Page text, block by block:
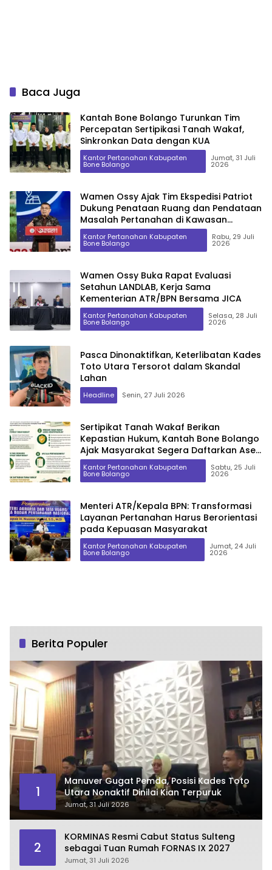
Baca Juga
Kantah Bone Bolango Turunkan Tim
Percepatan Sertipikasi Tanah Wakaf,
Sinkronkan Data dengan KUA
Kantor Pertanahan Kabupaten
Bone Bolango
Jumat, 31 Juli
2026
Wamen Ossy Ajak Tim Ekspedisi Patriot
Dukung Penataan Ruang dan Pendataan
Masalah Pertanahan di Kawasan
Transmigrasi
Kantor Pertanahan Kabupaten
Bone Bolango
Rabu, 29 Juli
2026
Wamen Ossy Buka Rapat Evaluasi
Setahun LANDLAB, Kerja Sama
Kementerian ATR/BPN Bersama JICA
Kantor Pertanahan Kabupaten
Bone Bolango
Selasa, 28 Juli
2026
Pasca Dinonaktifkan, Keterlibatan Kades
Toto Utara Tersorot dalam Skandal
Lahan
Headline Senin, 27 Juli 2026
Sertipikat Tanah Wakaf Berikan
Kepastian Hukum, Kantah Bone Bolango
Ajak Masyarakat Segera Daftarkan Aset
Wakaf
Kantor Pertanahan Kabupaten
Bone Bolango
Sabtu, 25 Juli
2026
Menteri ATR/Kepala BPN: Transformasi
Layanan Pertanahan Harus Berorientasi
pada Kepuasan Masyarakat
Kantor Pertanahan Kabupaten
Bone Bolango
Jumat, 24 Juli
2026
Berita Populer
1
Manuver Gugat Pemda, Posisi Kades Toto
Utara Nonaktif Dinilai Kian Terpuruk
Jumat, 31 Juli 2026
2
KORMINAS Resmi Cabut Status Sulteng
sebagai Tuan Rumah FORNAS IX 2027
Jumat, 31 Juli 2026